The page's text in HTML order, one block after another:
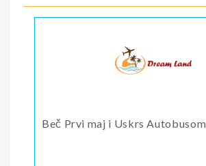
Beč Prvi maj i Uskrs Autobusom